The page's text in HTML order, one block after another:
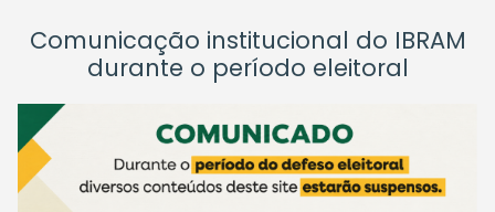
Comunicação institucional do IBRAM
durante o período eleitoral